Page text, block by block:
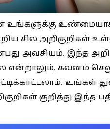
உங்களுக்கு
சில அறிகுறிகள்
அவசியம். இந்த
என்றாலும், கவனம்
குறித்து இந்த